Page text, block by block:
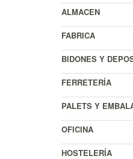
ALMACEN
FABRICA
BIDONES Y
FERRETERÍA
PALETS Y
OFICINA
HOSTELERÍA